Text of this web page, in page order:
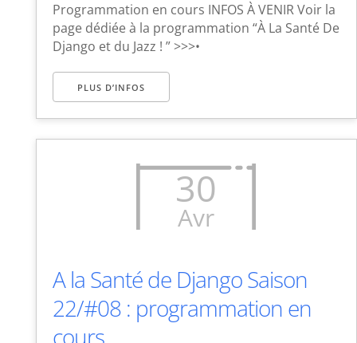
Programmation en cours INFOS À VENIR Voir la
page dédiée à la programmation “À La Santé De
Django et du Jazz ! ” >>>•
PLUS D’INFOS
30
Avr
A la Santé de Django Saison
22/#08 : programmation en
cours